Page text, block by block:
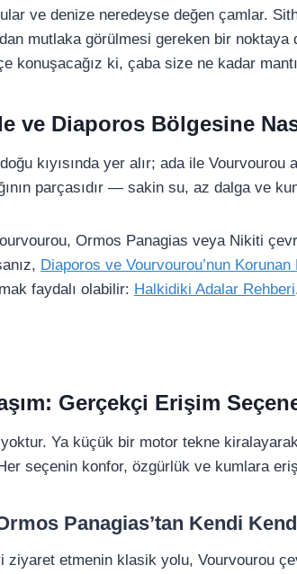
ve denize neredeyse değen çamlar.
mutlaka görülmesi gereken bir
konuşacağız ki, çaba size ne kadar
ve Diaporos Bölgesine
kıyısında yer alır; ada ile
parçasıdır — sakin su, az dalga ve
Ormos Panagias veya Nikiti
Diaporos ve Vourvourou’nun Korunan
faydalı olabilir: Halkidiki Adalar Rehberi
Gerçekçi Erişim
Ya küçük bir motor tekne
seçenin konfor, özgürlük ve kumlara
Panagias’tan Kendi
etmenin klasik yolu, Vourvourou